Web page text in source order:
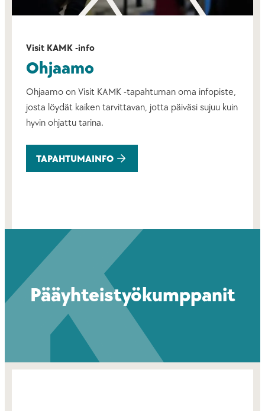
Visit KAMK -info
Ohjaamo
Ohjaamo on Visit KAMK -tapahtuman oma infopiste,
josta löydät kaiken tarvittavan, jotta päiväsi sujuu kuin
hyvin ohjattu tarina.
TAPAHTUMAINFO
Pääyhteistyökumppanit